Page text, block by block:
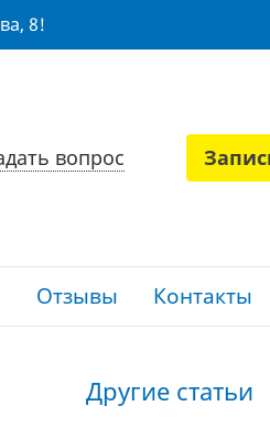
8!
вопрос
Отзывы Контакты
Другие статьи